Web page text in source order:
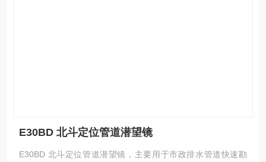
E30BD 北斗定位管道潜望镜
E30BD 北斗定位管道潜望镜，主要用于市政排水管道快速勘